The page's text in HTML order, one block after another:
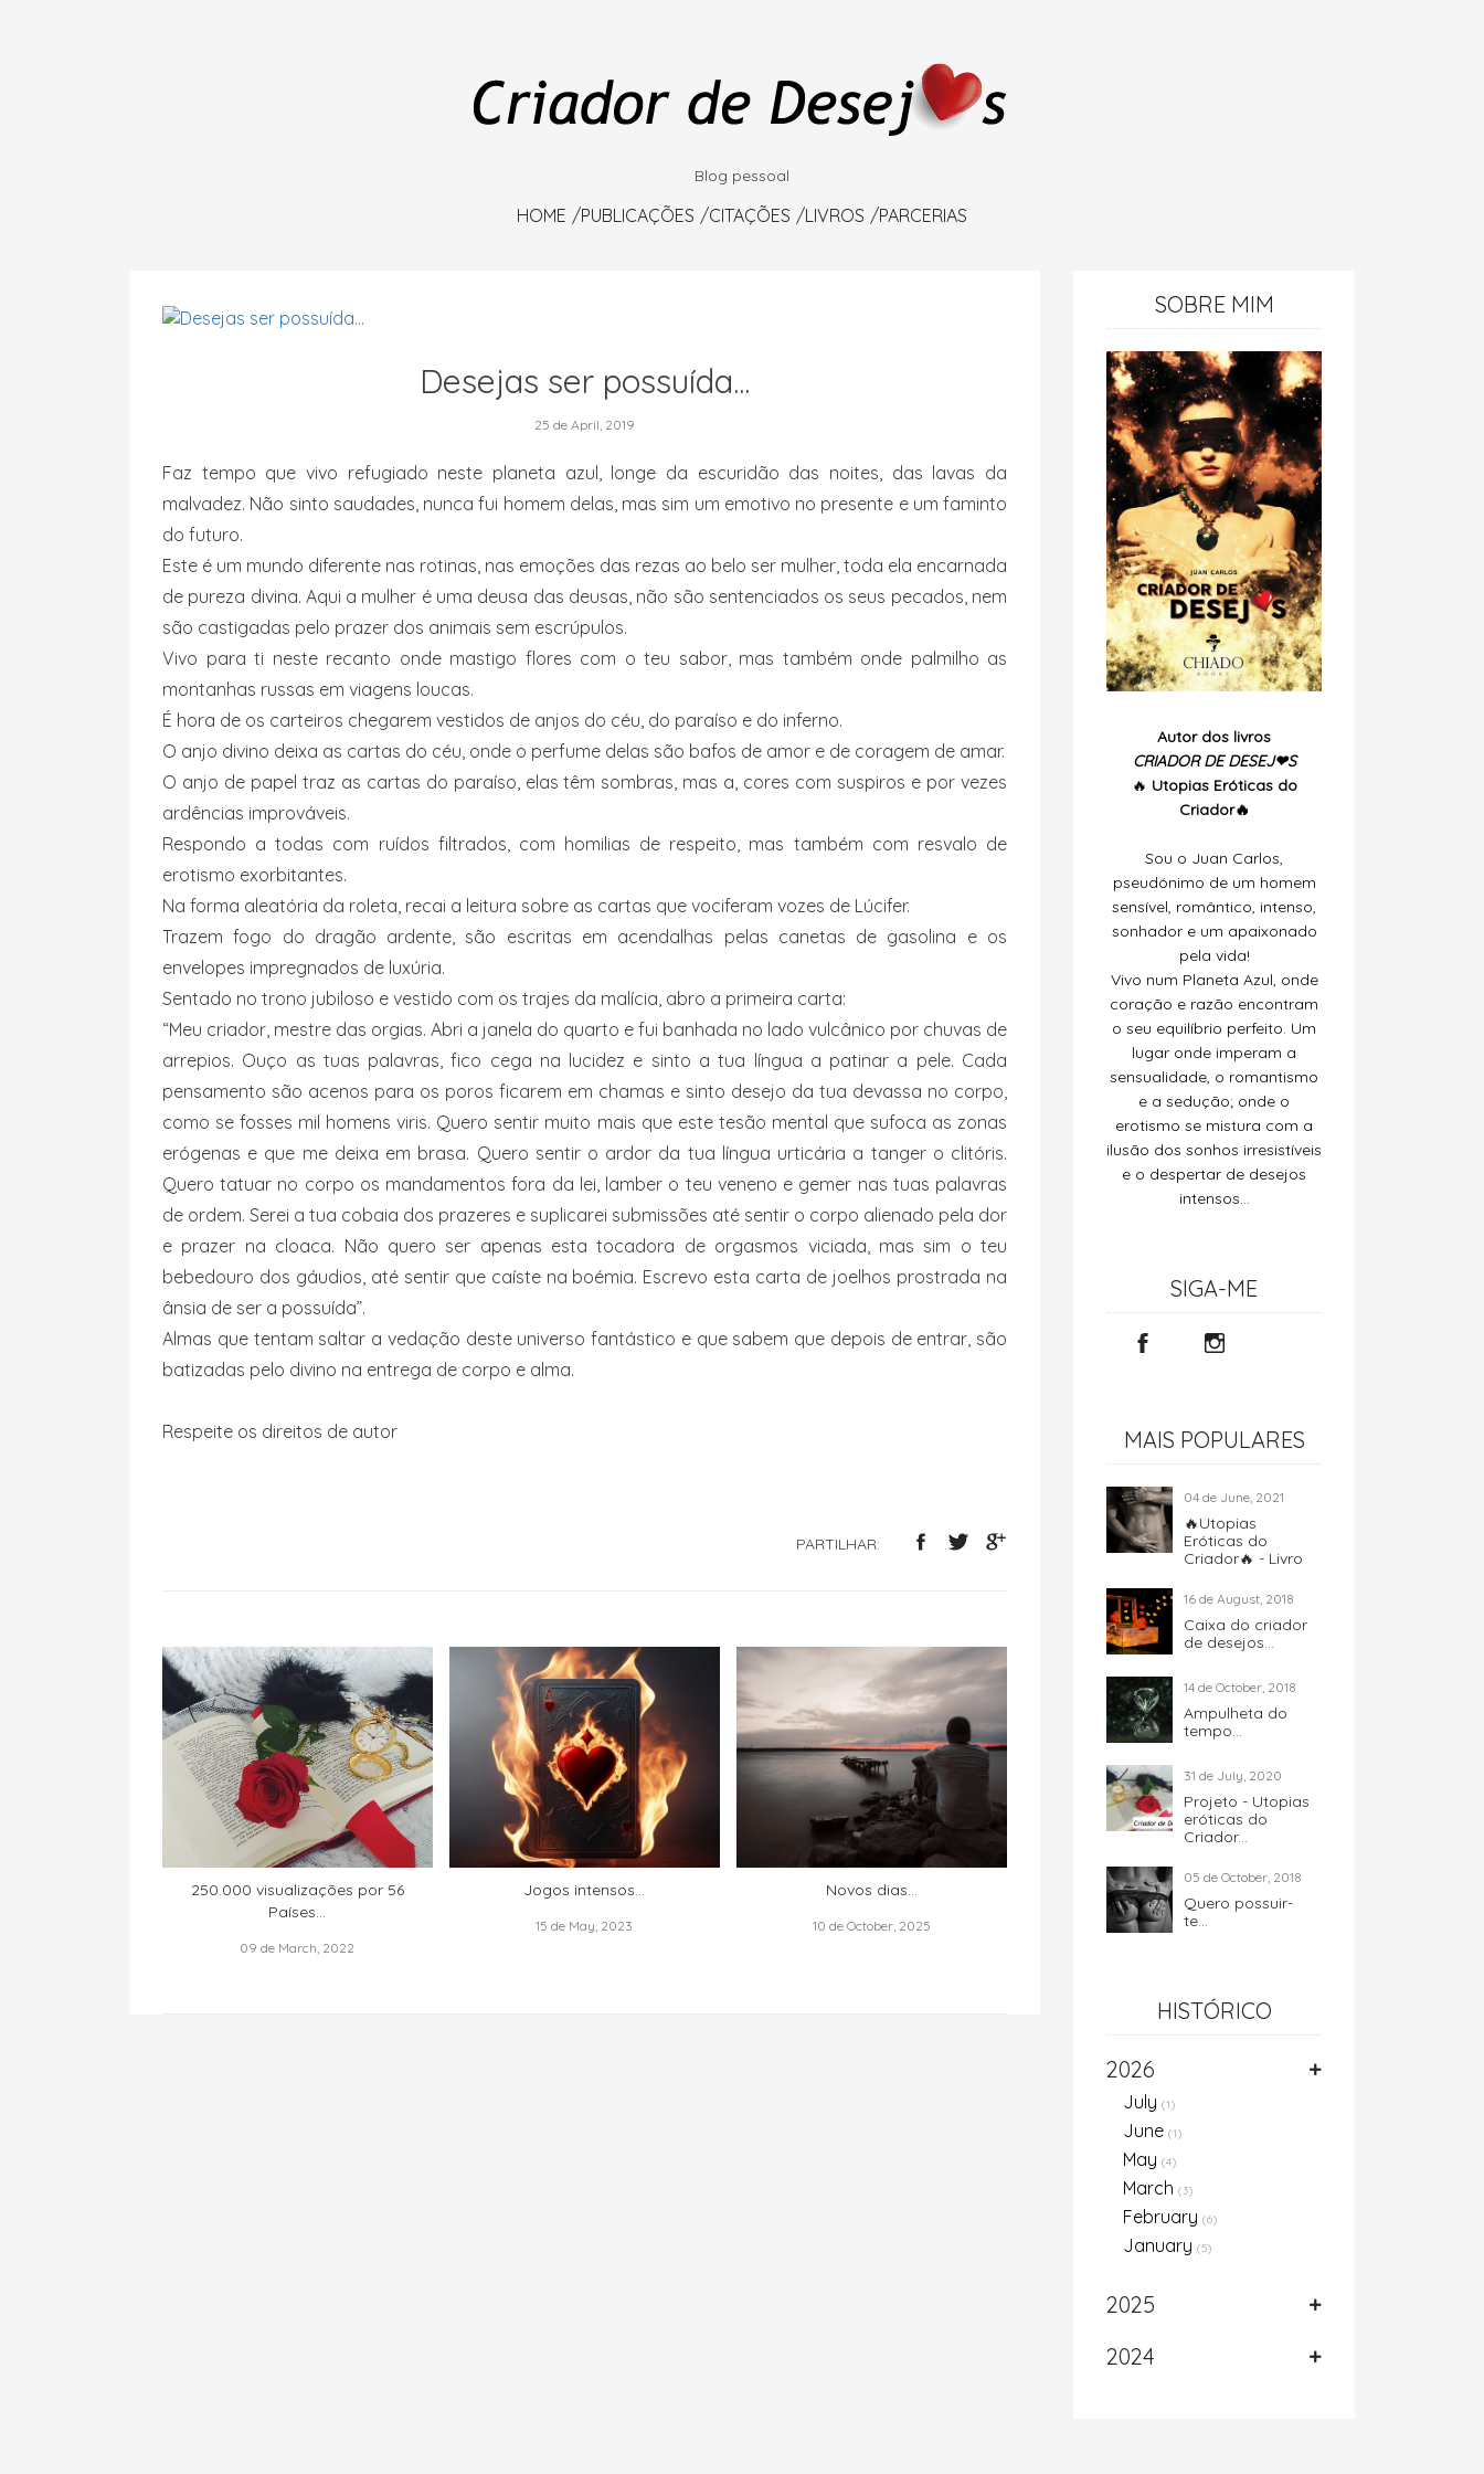
Blog pessoal
HOME PUBLICAÇÕES CITAÇÕES LIVROS PARCERIAS
Desejas ser possuída...
25 de April, 2019
Faz tempo que vivo refugiado neste planeta azul, longe da escuridão das noites, das lavas da
malvadez. Não sinto saudades, nunca fui homem delas, mas sim um emotivo no presente e um faminto
do futuro.
Este é um mundo diferente nas rotinas, nas emoções das rezas ao belo ser mulher, toda ela encarnada
de pureza divina. Aqui a mulher é uma deusa das deusas, não são sentenciados os seus pecados, nem
são castigadas pelo prazer dos animais sem escrúpulos.
Vivo para ti neste recanto onde mastigo flores com o teu sabor, mas também onde palmilho as
montanhas russas em viagens loucas.
É hora de os carteiros chegarem vestidos de anjos do céu, do paraíso e do inferno.
O anjo divino deixa as cartas do céu, onde o perfume delas são bafos de amor e de coragem de amar.
O anjo de papel traz as cartas do paraíso, elas têm sombras, mas a, cores com suspiros e por vezes
ardências improváveis.
Respondo a todas com ruídos filtrados, com homilias de respeito, mas também com resvalo de
erotismo exorbitantes.
Na forma aleatória da roleta, recai a leitura sobre as cartas que vociferam vozes de Lúcifer.
Trazem fogo do dragão ardente, são escritas em acendalhas pelas canetas de gasolina e os
envelopes impregnados de luxúria.
Sentado no trono jubiloso e vestido com os trajes da malícia, abro a primeira carta:
“Meu criador, mestre das orgias. Abri a janela do quarto e fui banhada no lado vulcânico por chuvas de
arrepios. Ouço as tuas palavras, fico cega na lucidez e sinto a tua língua a patinar a pele. Cada
pensamento são acenos para os poros ficarem em chamas e sinto desejo da tua devassa no corpo,
como se fosses mil homens viris. Quero sentir muito mais que este tesão mental que sufoca as zonas
erógenas e que me deixa em brasa. Quero sentir o ardor da tua língua urticária a tanger o clitóris.
Quero tatuar no corpo os mandamentos fora da lei, lamber o teu veneno e gemer nas tuas palavras
de ordem. Serei a tua cobaia dos prazeres e suplicarei submissões até sentir o corpo alienado pela dor
e prazer na cloaca. Não quero ser apenas esta tocadora de orgasmos viciada, mas sim o teu
bebedouro dos gáudios, até sentir que caíste na boémia. Escrevo esta carta de joelhos prostrada na
ânsia de ser a possuída”.
Almas que tentam saltar a vedação deste universo fantástico e que sabem que depois de entrar, são
batizadas pelo divino na entrega de corpo e alma.
Respeite os direitos de autor
PARTILHAR:
250.000 visualizações por 56
Países...
09 de March, 2022
Jogos intensos…
15 de May, 2023
Novos dias...
10 de October, 2025
SOBRE MIM
Autor dos livros
CRIADOR DE DESEJ❤S
🔥 Utopias Eróticas do
Criador🔥
Sou o Juan Carlos,
pseudónimo de um homem
sensível, romântico, intenso,
sonhador e um apaixonado
pela vida!
Vivo num Planeta Azul, onde
coração e razão encontram
o seu equilíbrio perfeito. Um
lugar onde imperam a
sensualidade, o romantismo
e a sedução; onde o
erotismo se mistura com a
ilusão dos sonhos irresistíveis
e o despertar de desejos
intensos…
SIGA-ME
MAIS POPULARES
04 de June, 2021
🔥Utopias
Eróticas do
Criador🔥 - Livro
16 de August, 2018
Caixa do criador
de desejos...
14 de October, 2018
Ampulheta do
tempo...
31 de July, 2020
Projeto - Utopias
eróticas do
Criador...
05 de October, 2018
Quero possuir-
te...
HISTÓRICO
2026
July (1)
June (1)
May (4)
March (3)
February (6)
January (5)
2025
2024